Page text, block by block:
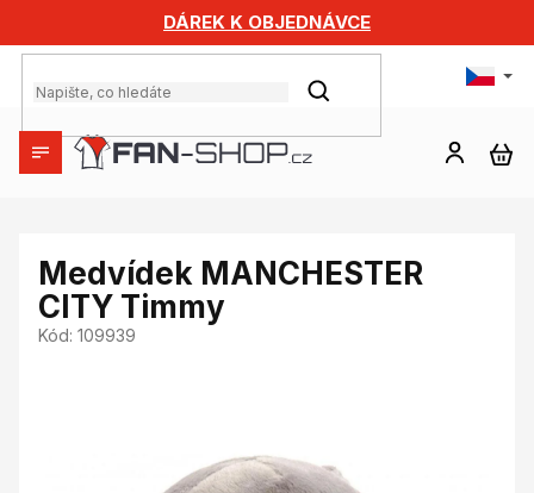
obsah
DÁREK K OBJEDNÁVCE
HLEDAT
Medvídek MANCHESTER
CITY Timmy
Kód: 109939